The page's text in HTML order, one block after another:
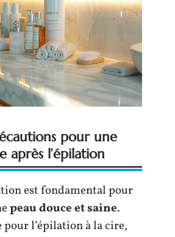
pour une
après l’épilation
est fondamental pour
peau douce et saine.
pour l’épilation à la cire,